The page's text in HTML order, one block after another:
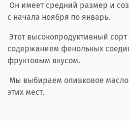
Он имеет средний размер и
с начала ноября по январь.
Этот высокопродуктивный
содержанием фенольных
фруктовым вкусом.
Мы выбираем оливковое
этих мест.